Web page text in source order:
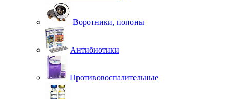
Воротники, попоны
Антибиотики
Противовоспалительные